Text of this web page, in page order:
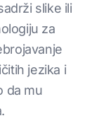
slike ili
za
jezika i
da mu